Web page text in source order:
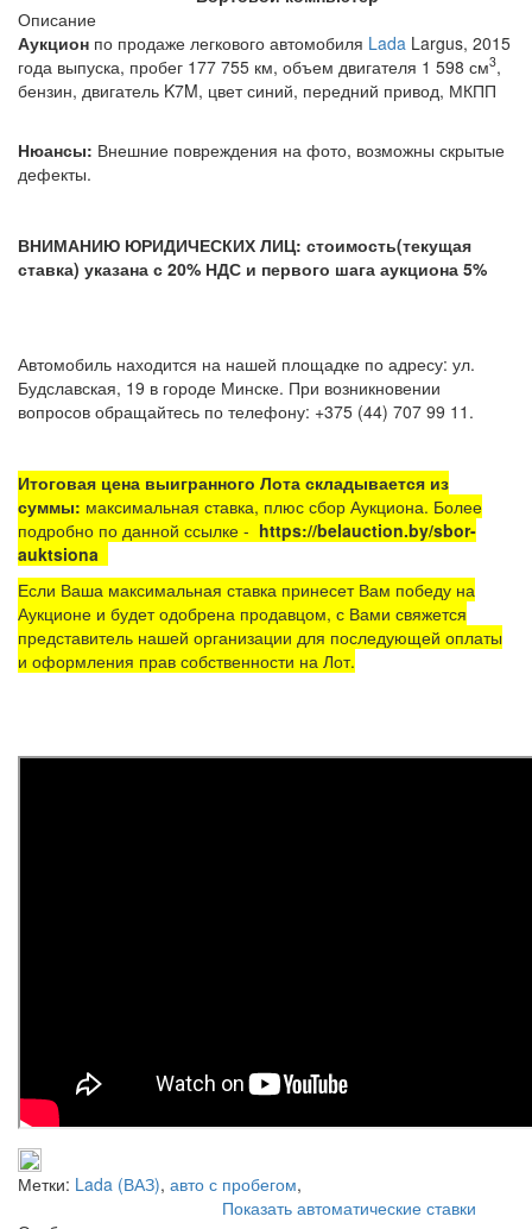
Описание
Аукцион по продаже легкового автомобиля Lada Largus, 2015
года выпуска, пробег 177 755 км, объем двигателя 1 598 см3,
бензин, двигатель K7M, цвет синий, передний привод, МКПП
Нюансы: Внешние повреждения на фото, возможны скрытые
дефекты.
ВНИМАНИЮ ЮРИДИЧЕСКИХ ЛИЦ: стоимость(текущая
ставка) указана с 20% НДС и первого шага аукциона 5%
Автомобиль находится на нашей площадке по адресу: ул.
Будславская, 19 в городе Минске. При возникновении
вопросов обращайтесь по телефону: +375 (44) 707 99 11.
Итоговая цена выигранного Лота складывается из
суммы: максимальная ставка, плюс сбор Аукциона. Более
подробно по данной ссылке - https://belauction.by/sbor-
auktsiona
Если Ваша максимальная ставка принесет Вам победу на
Аукционе и будет одобрена продавцом, с Вами свяжется
представитель нашей организации для последующей оплаты
и оформления прав собственности на Лот.
Метки: Lada (ВАЗ), авто с пробегом,
Показать автоматические ставки